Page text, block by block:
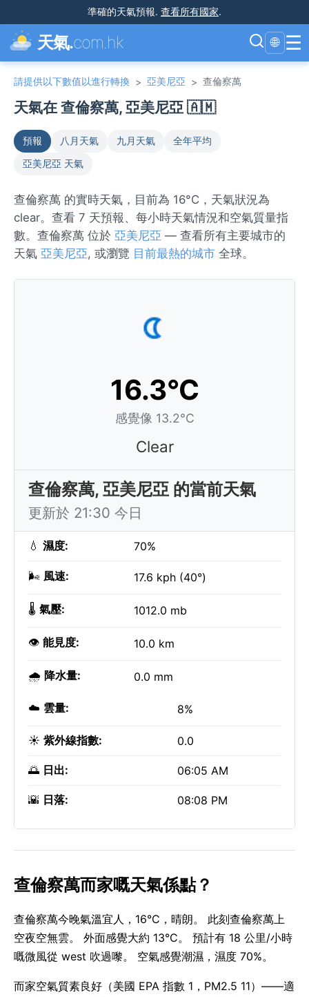
準確的天氣預報. 查看所有國家.
天氣.com.hk 🌐 ☰
請提供以下數值以進行轉換 > 亞美尼亞 > 查倫察萬
天氣在 查倫察萬, 亞美尼亞 🇦🇲
預報 八月天氣 九月天氣
全年平均
亞美尼亞 天氣
查倫察萬 的實時天氣，目前為 16°C，天氣狀況為
clear。查看 7 天預報、每小時天氣情況和空氣質量指
數。查倫察萬 位於 亞美尼亞 — 查看所有主要城市的
天氣 亞美尼亞, 或瀏覽 目前最熱的城市 全球。
16.3°C
感覺像 13.2°C
Clear
查倫察萬, 亞美尼亞 的當前天氣
更新於 21:30 今日
💧 濕度: 70%
🌬️ 風速: 17.6 kph (40°)
🌡️ 氣壓: 1012.0 mb
👁️ 能見度: 10.0 km
🌧️ 降水量: 0.0 mm
☁️ 雲量: 8%
☀️ 紫外線指數: 0.0
🌅 日出: 06:05 AM
🌇 日落: 08:08 PM
查倫察萬而家嘅天氣係點？
查倫察萬今晚氣溫宜人，16°C，晴朗。 此刻查倫察萬上
空夜空無雲。 外面感覺大約 13°C。 預計有 18 公里/小時
嘅微風從 west 吹過嚟。 空氣感覺潮濕，濕度 70%。
而家空氣質素良好（美國 EPA 指數 1，PM2.5 11）——適